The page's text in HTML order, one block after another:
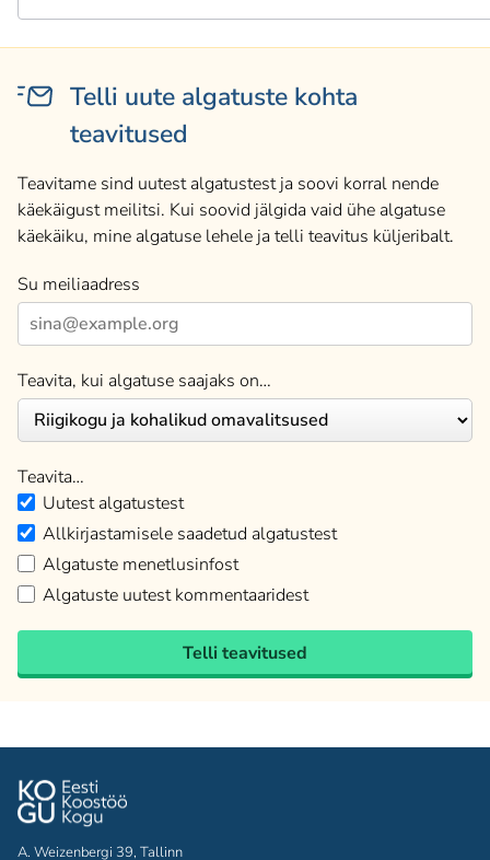
Telli uute algatuste kohta
teavitused
Teavitame sind uutest algatustest ja soovi korral nende
käekäigust meilitsi. Kui soovid jälgida vaid ühe algatuse
käekäiku, mine algatuse lehele ja telli teavitus küljeribalt.
Su meiliaadress
Teavita, kui algatuse saajaks on…
Teavita…
Uutest algatustest
Allkirjastamisele saadetud algatustest
Algatuste menetlusinfost
Algatuste uutest kommentaaridest
Telli teavitused
A. Weizenbergi 39, Tallinn